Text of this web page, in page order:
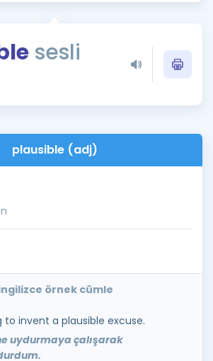
sesli
plausible (adj)
örnek cümle
to invent a plausible excuse.
uydurmaya çalışarak